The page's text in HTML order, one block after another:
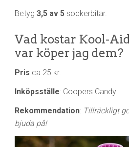
Betyg 3,5 av 5 sockerbitar.
Vad kostar Kool-
var köper jag dem?
Pris ca 25 kr.
Inköpsställe: Coopers Candy
Rekommendation: Tillräckligt
bjuda på!